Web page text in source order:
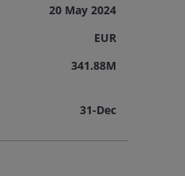
20 May 2024
EUR
341.88M
31-Dec